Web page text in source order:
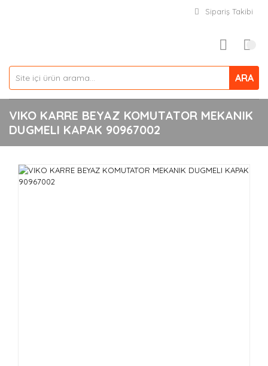
Sipariş Takibi
ARA
VIKO KARRE BEYAZ KOMUTATOR MEKANIK
DUGMELI KAPAK 90967002